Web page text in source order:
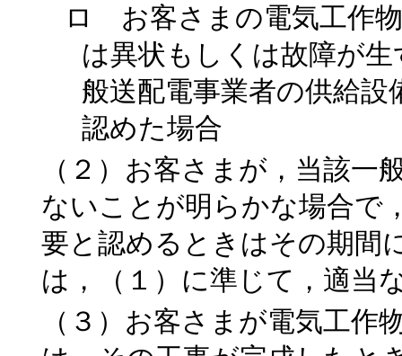
ロ お客さまの電気工作
は異状もしくは故障が
般送配電事業者の供給
認めた場合
（２）お客さまが，当該一
ないことが明らかな場合で
要と認めるときはその期間
は，（１）に準じて，適当
（３）お客さまが電気工